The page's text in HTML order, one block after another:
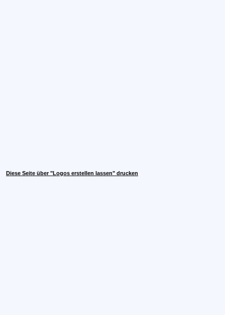
Diese Seite über "Logos erstellen lassen" drucken